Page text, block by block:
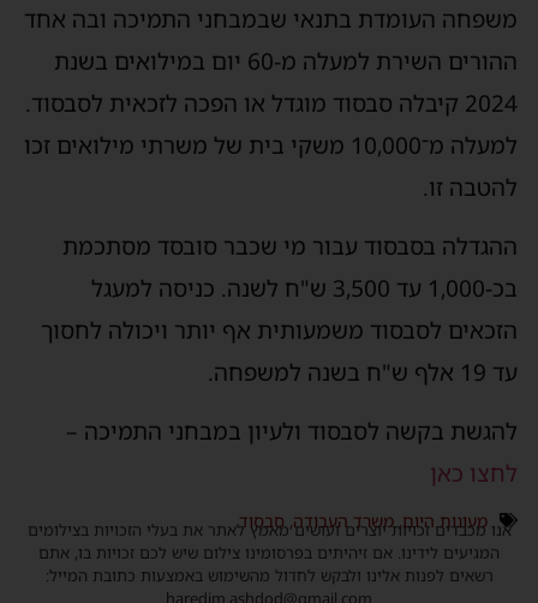
משפחה העומדת בתנאי שבמבחני התמיכה ובה אחד
ההורים השירת למעלה מ-60 יום במילואים בשנת
2024 קיבלה סבסוד מוגדל או הפכה לזכאית לסבסוד.
למעלה מ־10,000 משקי בית של משרתי מילואים זכו
להטבה זו.
ההגדלה בסבסוד עבור מי שכבר סובסד מסתכמת
בכ-1,000 עד 3,500 ש"ח לשנה. כניסה למעגל
הזכאים לסבסוד משמעותית אף יותר ויכולה לחסוך
עד 19 אלף ש"ח בשנה למשפחה.
להגשת בקשה לסבסוד ולעיון במבחני התמיכה –
לחצו כאן
מעונות היום, משרד העבודה, סבסוד
אנו מכבדים זכויות יוצרים ועושים מאמץ לאתר את בעלי הזכויות בצילומים
המגיעים לידינו. אם זיהיתים בפרסומינו צילום שיש לכם זכויות בו, אתם
רשאים לפנות אלינו ולבקש לחדול מהשימוש באמצעות כתובת המייל:
haredim.ashdod@gmail.com